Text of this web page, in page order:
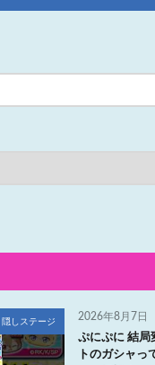
隠しステージ 2026年8月7日
ぷにぷに 結局
トのガシャっ